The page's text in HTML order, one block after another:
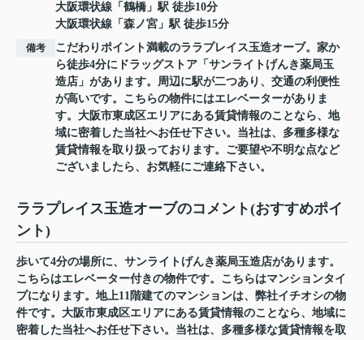
大阪環状線 「 鶴橋 」駅 徒歩10分
大阪環状線 「 森ノ宮 」駅 徒歩15分
備考
こだわりポイント満載のララプレイス玉造オーブ。家か
ら徒歩4分にドラッグストア「サンライトげんき薬局玉
造店」があります。周辺に駅が二つあり、交通の利便性
が高いです。こちらの物件にはエレベーターがありま
す。大阪市東成区エリアにある賃貸情報のことなら、地
域に密着した当社へお任せ下さい。当社は、多種多様な
賃貸情報を取り扱っております。ご要望や不明な点など
ございましたら、お気軽にご連絡下さい。
ララプレイス玉造オーブのコメント(おすすめポイ
ント)
歩いて4分の場所に、サンライトげんき薬局玉造店があります。
こちらはエレベーター付きの物件です。こちらはマンションタイ
プになります。地上11階建てのマンションは、弊社イチオシの物
件です。大阪市東成区エリアにある賃貸情報のことなら、地域に
密着した当社へお任せ下さい。当社は、多種多様な賃貸情報を取